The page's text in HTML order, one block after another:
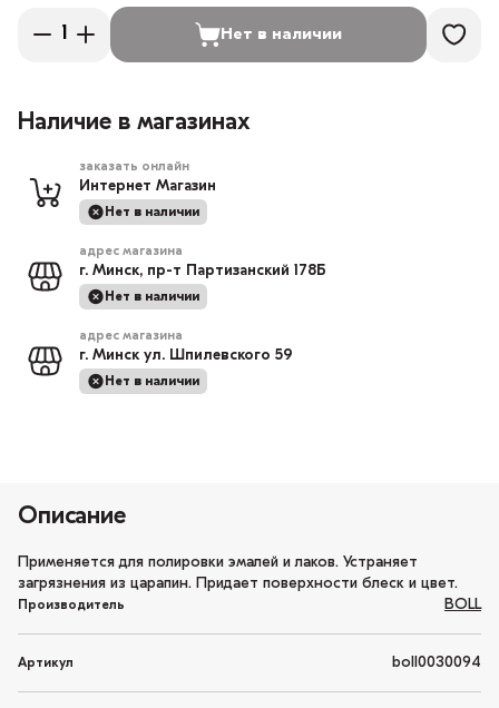
Нет в наличии
Наличие в магазинах
заказать онлайн
Интернет Магазин
Нет в наличии
адрес магазина
г. Минск, пр-т Партизанский 178Б
Нет в наличии
адрес магазина
г. Минск ул. Шпилевского 59
Нет в наличии
Описание
Применяется для полировки эмалей и лаков. Устраняет
загрязнения из царапин. Придает поверхности блеск и цвет.
Производитель BOLL
Артикул boll0030094